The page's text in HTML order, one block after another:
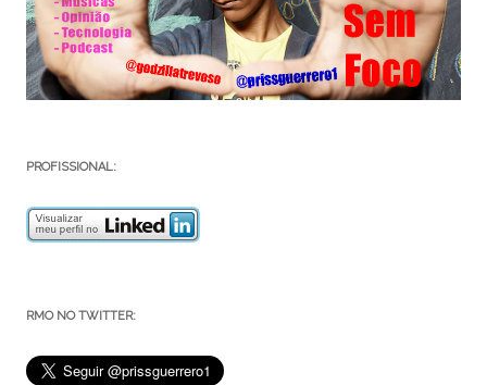
PROFISSIONAL:
RMO NO TWITTER: